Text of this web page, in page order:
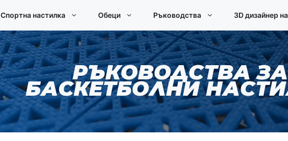
Спортна настилка Обеци Ръководства 3D дизайнер
РЪКОВОДСТВА ЗА
БАСКЕТБОЛНИ